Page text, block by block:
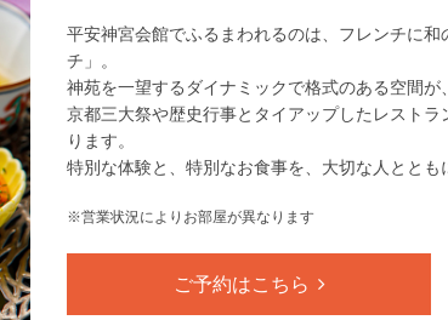
平安神宮会館でふるまわれるのは、フレンチに
チ」。
神苑を一望するダイナミックで格式のある空間が
京都三大祭や歴史行事とタイアップしたレスト
ります。
特別な体験と、特別なお食事を、大切な人ととも
※営業状況によりお部屋が異なります
ご予約はこちら